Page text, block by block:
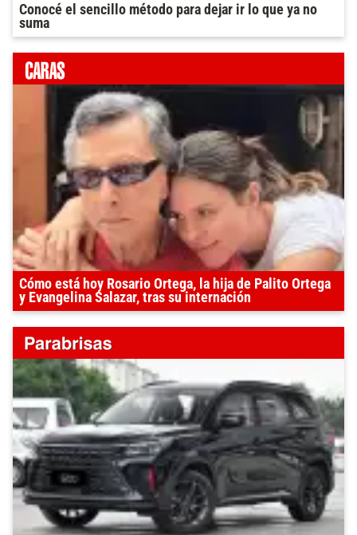
Conocé el sencillo método para dejar ir lo que ya no
suma
Cómo está hoy Rosario Ortega, la hija de Palito Ortega
y Evangelina Salazar, tras su internación